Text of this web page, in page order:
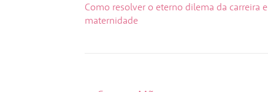
Como resolver o eterno dilema da carreira e
maternidade